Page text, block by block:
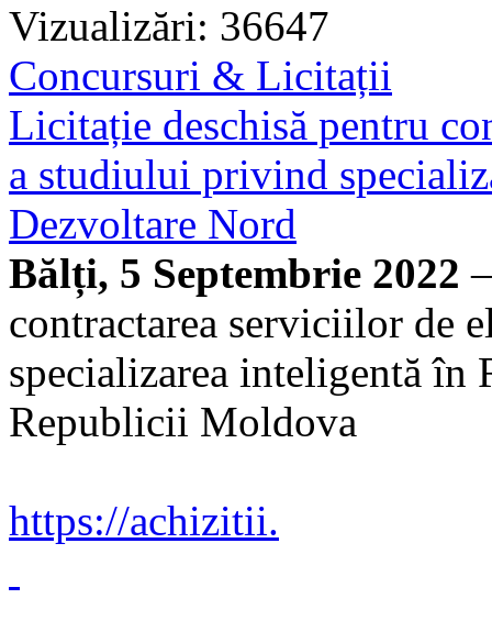
Vizualizări: 36647
Concursuri & Licitații
Licitație deschisă pentru
a studiului privind
Dezvoltare Nord
Bălți, 5 Septembrie 2022
contractarea serviciilor de
specializarea inteligentă în
Republicii Moldova
https://achizitii.